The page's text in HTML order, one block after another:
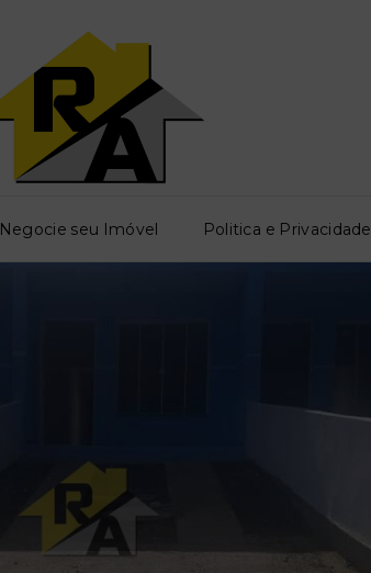
Negocie seu Imóvel Politica e Privacidade